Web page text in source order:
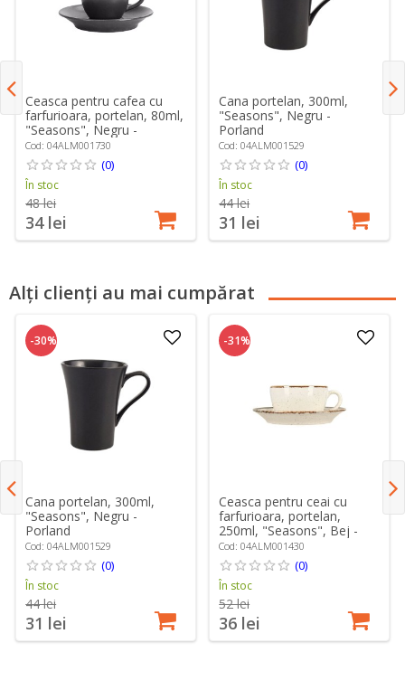
Ceasca pentru cafea cu
farfurioara, portelan, 80ml,
"Seasons", Negru -
Porland
Cod: 04ALM001730
(0)
În stoc
48 lei
34 lei
Cana portelan, 300ml,
"Seasons", Negru -
Porland
Cod: 04ALM001529
(0)
În stoc
44 lei
31 lei
Alți clienți au mai cumpărat
-30%
Cana portelan, 300ml,
"Seasons", Negru -
Porland
Cod: 04ALM001529
(0)
În stoc
44 lei
31 lei
-31%
Ceasca pentru ceai cu
farfurioara, portelan,
250ml, "Seasons", Bej -
Porland
Cod: 04ALM001430
(0)
În stoc
52 lei
36 lei